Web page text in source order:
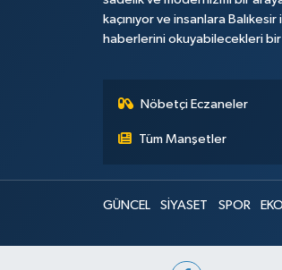
kaçınıyor ve insanlara
haberlerini okuyabilecekleri bir
Nöbetçi Eczaneler
Tüm Manşetler
GÜNCEL SİYASET SPOR